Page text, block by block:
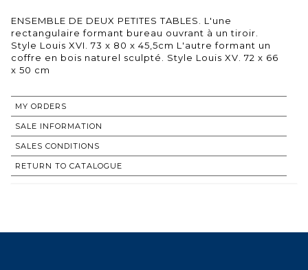
ENSEMBLE DE DEUX PETITES TABLES. L'une
rectangulaire formant bureau ouvrant à un tiroir.
Style Louis XVI. 73 x 80 x 45,5cm L'autre formant un
coffre en bois naturel sculpté. Style Louis XV. 72 x 66
x 50 cm
MY ORDERS
SALE INFORMATION
SALES CONDITIONS
RETURN TO CATALOGUE